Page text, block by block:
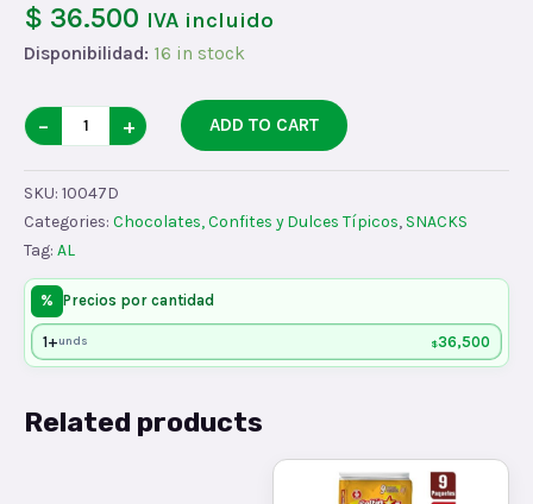
$ 36.500 IVA incluido
Disponibilidad: 16 in stock
CHOC.M/BLANC/BAILEYSx6
quantity
− + ADD TO CART
SKU: 10047D
Categories: Chocolates, Confites y Dulces Típicos, SNACKS
Tag: AL
% Precios por cantidad
1+unds $36,500
Related products